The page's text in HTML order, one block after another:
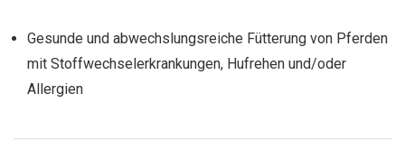
Gesunde und abwechslungsreiche Fütterung von Pferden
mit Stoffwechselerkrankungen, Hufrehen und/oder
Allergien